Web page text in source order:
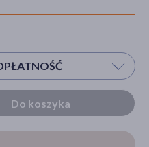
Do koszyka